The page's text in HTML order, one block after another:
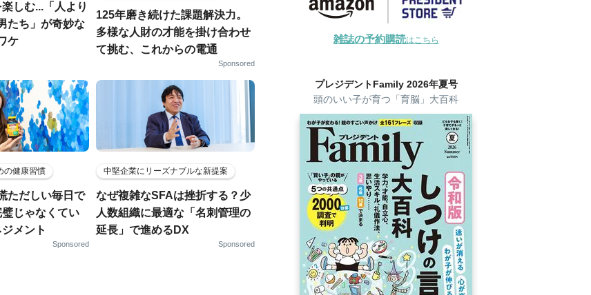
しむ...「人より
たち」が奇妙な
ケ
125年磨き続けた課題解決力。
多様な人財の才能を掛け合わせ
て挑む、これからの電通
Sponsored
の健康習慣
ただしい毎日で
璧じゃなくてい
メント
Sponsored
中堅企業にリーズナブルな新提案
なぜ複雑なSFAは挫折する？少
人数組織に最適な「名刺管理の
延長」で進めるDX
Sponsored
雑誌の予約購読はこちら
プレジデントFamily 2026年夏号
頭のいい子が育つ「育脳」大百科